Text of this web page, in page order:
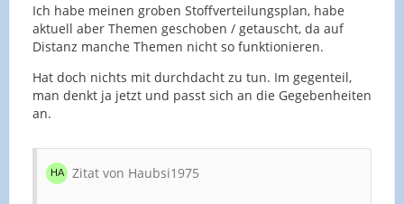
Ich habe meinen groben Stoffverteilungsplan, habe
aktuell aber Themen geschoben / getauscht, da auf
Distanz manche Themen nicht so funktionieren.
Hat doch nichts mit durchdacht zu tun. Im gegenteil,
man denkt ja jetzt und passt sich an die Gegebenheiten
an.
Zitat von Haubsi1975